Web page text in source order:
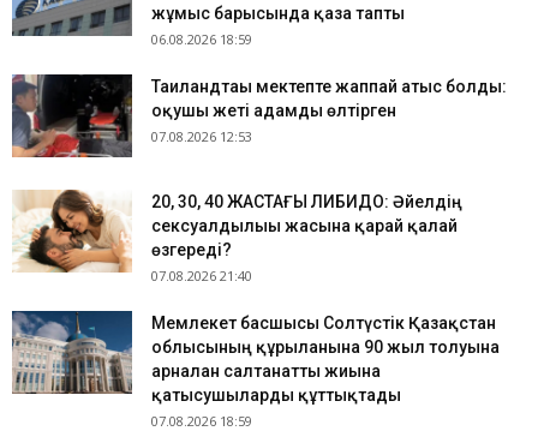
жұмыс барысында қаза тапты
06.08.2026 18:59
Таиландтағы мектепте жаппай атыс болды:
оқушы жеті адамды өлтірген
07.08.2026 12:53
​20, 30, 40 ЖАСТАҒЫ ЛИБИДО: Әйелдің
сексуалдылығы жасына қарай қалай
өзгереді?
07.08.2026 21:40
Мемлекет басшысы Солтүстік Қазақстан
облысының құрылғанына 90 жыл толуына
арналған салтанатты жиынға
қатысушыларды құттықтады
07.08.2026 18:59